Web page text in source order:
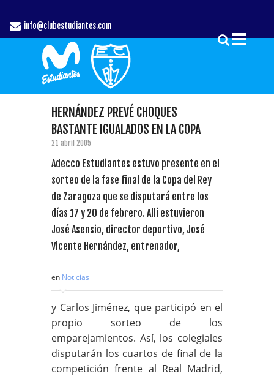
info@clubestudiantes.com
HERNÁNDEZ PREVÉ CHOQUES
BASTANTE IGUALADOS EN LA COPA
21 abril 2005
Adecco Estudiantes estuvo presente en el
sorteo de la fase final de la Copa del Rey
de Zaragoza que se disputará entre los
días 17 y 20 de febrero. Allí estuvieron
José Asensio, director deportivo, José
Vicente Hernández, entrenador,
en Noticias
y Carlos Jiménez, que participó en el
propio sorteo de los
emparejamientos. Así, los colegiales
disputarán los cuartos de final de la
competición frente al Real Madrid,